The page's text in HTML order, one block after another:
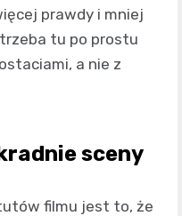
prawdy i mniej
tu po prostu
a nie z
sceny
filmu jest to, że